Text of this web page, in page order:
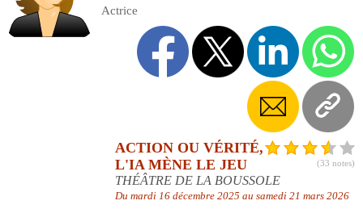
Actrice
(33 notes)
ACTION OU VÉRITÉ,
L'IA MÈNE LE JEU
THÉÂTRE DE LA BOUSSOLE
Du mardi 16 décembre 2025 au samedi 21 mars 2026